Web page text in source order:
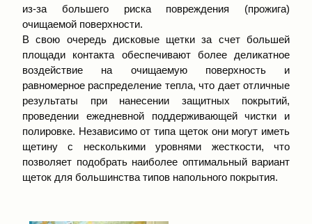
из-за большего риска повреждения (прожига)
очищаемой поверхности.
В свою очередь дисковые щетки за счет большей
площади контакта обеспечивают более деликатное
воздействие на очищаемую поверхность и
равномерное распределение тепла, что дает отличные
результаты при нанесении защитных покрытий,
проведении ежедневной поддерживающей чистки и
полировке. Независимо от типа щеток они могут иметь
щетину с несколькими уровнями жесткости, что
позволяет подобрать наиболее оптимальный вариант
щеток для большинства типов напольного покрытия.